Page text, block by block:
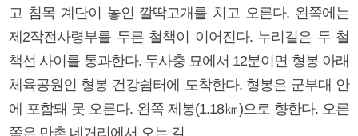
고 침목 계단이 놓인 깔딱고개를 치고 오른다. 왼쪽에는
제2작전사령부를 두른 철책이 이어진다. 누리길은 두 철
책선 사이를 통과한다. 두사충 묘에서 12분이면 형봉 아래
체육공원인 형봉 건강쉼터에 도착한다. 형봉은 군부대 안
에 포함돼 못 오른다. 왼쪽 제봉(1.18㎞)으로 향한다. 오른
쪽은 만촌 네거리에서 오는 길.